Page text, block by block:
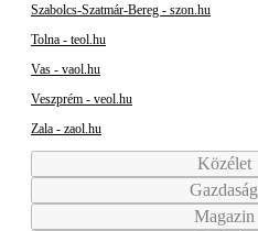
Szabolcs-Szatmár-Bereg - szon.hu
Tolna - teol.hu
Vas - vaol.hu
Veszprém - veol.hu
Zala - zaol.hu
Közélet
Gazdaság
Magazin